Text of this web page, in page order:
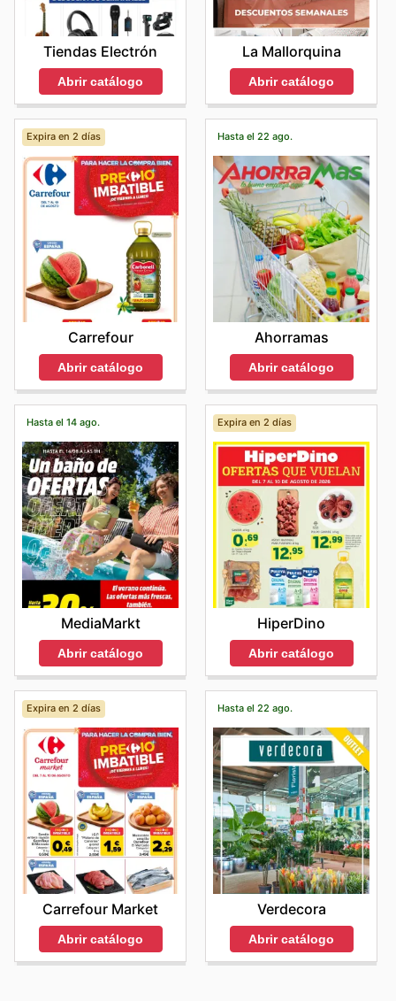
Tiendas Electrón
Abrir catálogo
La Mallorquina
Abrir catálogo
Expira en 2 días
Carrefour
Abrir catálogo
Hasta el 22 ago.
Ahorramas
Abrir catálogo
Hasta el 14 ago.
MediaMarkt
Abrir catálogo
Expira en 2 días
HiperDino
Abrir catálogo
Expira en 2 días
Carrefour Market
Abrir catálogo
Hasta el 22 ago.
Verdecora
Abrir catálogo